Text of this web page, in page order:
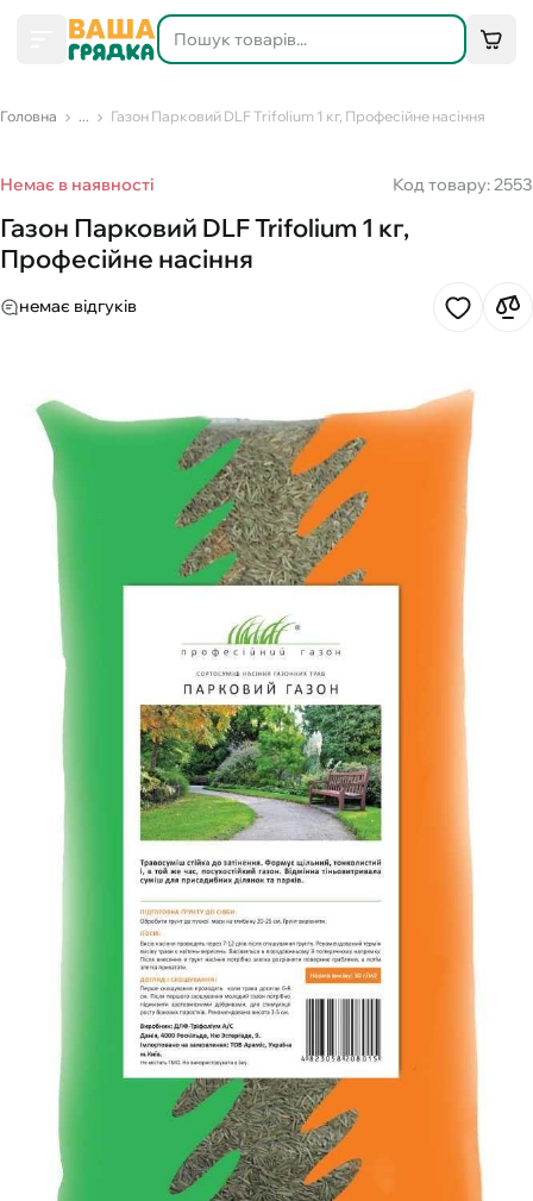
Головна ... Газон Парковий DLF Trifolium 1 кг, Професійне насіння
Немає в наявності Код товару: 2553
Газон Парковий DLF Trifolium 1 кг,
Професійне насіння
немає відгуків